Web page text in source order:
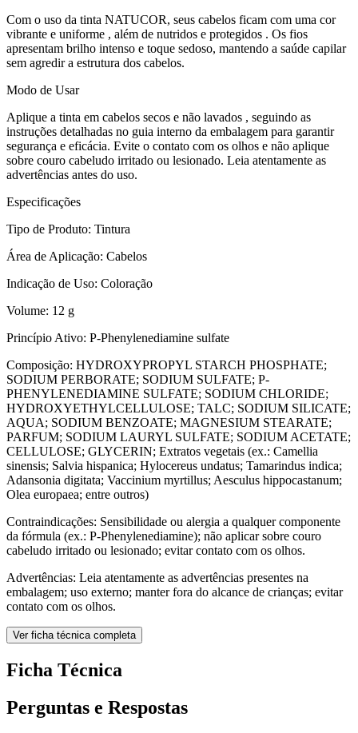
Com o uso da tinta NATUCOR, seus cabelos ficam com uma cor
vibrante e uniforme , além de nutridos e protegidos . Os fios
apresentam brilho intenso e toque sedoso, mantendo a saúde capilar
sem agredir a estrutura dos cabelos.
Modo de Usar
Aplique a tinta em cabelos secos e não lavados , seguindo as
instruções detalhadas no guia interno da embalagem para garantir
segurança e eficácia. Evite o contato com os olhos e não aplique
sobre couro cabeludo irritado ou lesionado. Leia atentamente as
advertências antes do uso.
Especificações
Tipo de Produto: Tintura
Área de Aplicação: Cabelos
Indicação de Uso: Coloração
Volume: 12 g
Princípio Ativo: P-Phenylenediamine sulfate
Composição: HYDROXYPROPYL STARCH PHOSPHATE;
SODIUM PERBORATE; SODIUM SULFATE; P-
PHENYLENEDIAMINE SULFATE; SODIUM CHLORIDE;
HYDROXYETHYLCELLULOSE; TALC; SODIUM SILICATE;
AQUA; SODIUM BENZOATE; MAGNESIUM STEARATE;
PARFUM; SODIUM LAURYL SULFATE; SODIUM ACETATE;
CELLULOSE; GLYCERIN; Extratos vegetais (ex.: Camellia
sinensis; Salvia hispanica; Hylocereus undatus; Tamarindus indica;
Adansonia digitata; Vaccinium myrtillus; Aesculus hippocastanum;
Olea europaea; entre outros)
Contraindicações: Sensibilidade ou alergia a qualquer componente
da fórmula (ex.: P-Phenylenediamine); não aplicar sobre couro
cabeludo irritado ou lesionado; evitar contato com os olhos.
Advertências: Leia atentamente as advertências presentes na
embalagem; uso externo; manter fora do alcance de crianças; evitar
contato com os olhos.
Ver ficha técnica completa
Ficha Técnica
Perguntas e Respostas